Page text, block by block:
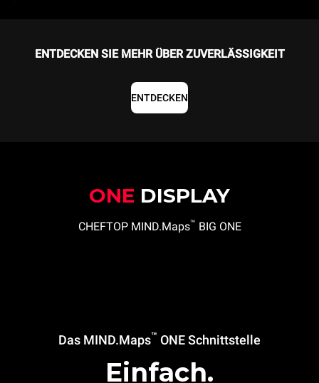
ENTDECKEN SIE MEHR ÜBER ZUVERLÄSSIGKEIT
ENTDECKEN
ONE DISPLAY
CHEFTOP MIND.Maps™ BIG ONE
Das MIND.Maps™ ONE Schnittstelle
Einfach.